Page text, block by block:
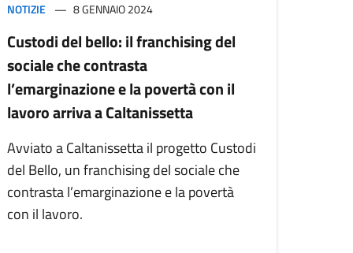
NOTIZIE 8 GENNAIO 2024
Custodi del bello: il franchising del
sociale che contrasta
l’emarginazione e la povertà con il
lavoro arriva a Caltanissetta
Avviato a Caltanissetta il progetto Custodi
del Bello, un franchising del sociale che
contrasta l’emarginazione e la povertà
con il lavoro.